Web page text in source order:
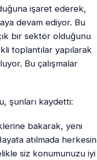
işaret ederek,
devam ediyor. Bu
bir sektör olduğunu
toplantılar yapılarak
Bu çalışmalar
şunları kaydetti:
bakarak, yeni
atılmada herkesin
siz konumunuzu iyi